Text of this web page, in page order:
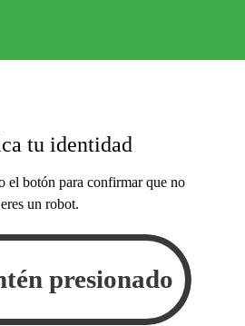
tu identidad
el botón para confirmar que no
eres un robot.